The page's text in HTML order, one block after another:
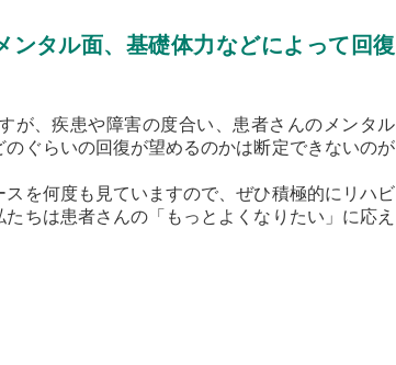
タル面、基礎体力などによって回復
が、疾患や障害の度合い、患者さんのメンタル
ぐらいの回復が望めるのかは断定できないのが
を何度も見ていますので、ぜひ積極的にリハビ
ちは患者さんの「もっとよくなりたい」に応え